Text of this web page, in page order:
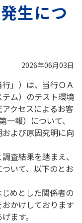
生につ
2026年06月03日
」）は、当行ＯＡ
ム）のテスト環境
アクセスによるお客
一報）について、
よび原因究明に向
査結果を踏まえ、
いて、以下のとお
めとした関係者の
かけしております
ます。